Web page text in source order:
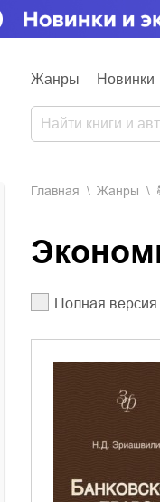
Жанры Новинки
Главная Жанры
Полная версия